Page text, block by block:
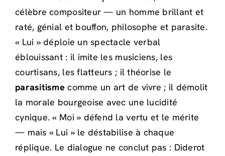
célèbre compositeur — un homme brillant et
raté, génial et bouffon, philosophe et parasite.
« Lui » déploie un spectacle verbal
éblouissant : il imite les musiciens, les
courtisans, les flatteurs ; il théorise le
parasitisme comme un art de vivre ; il démolit
la morale bourgeoise avec une lucidité
cynique. « Moi » défend la vertu et le mérite
— mais « Lui » le déstabilise à chaque
réplique. Le dialogue ne conclut pas : Diderot